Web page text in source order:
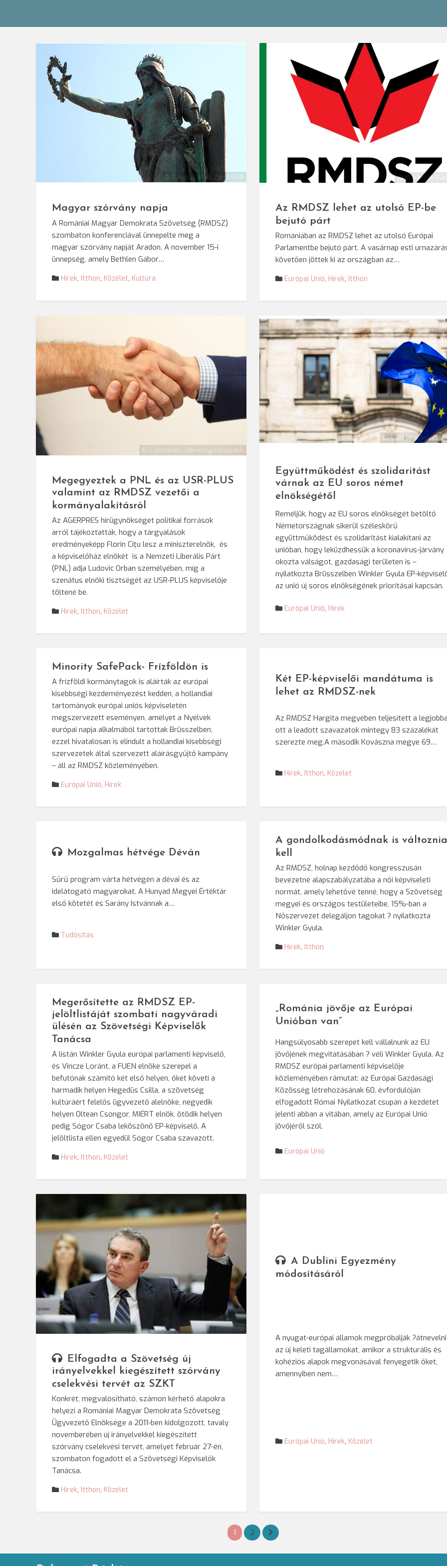
© Pataky Lehel Zsolt/SRR
Magyar szórvány napja
A Romániai Magyar Demokrata Szövetség (RMDSZ)
szombaton konferenciával ünnepelte meg a
magyar szórvány napját Aradon. A november 15-i
ünnepség, amely Bethlen Gábor…
Hírek, Itthon, Közélet, Kultúra
© Bukaresti
Az RMDSZ lehet az utolsó EP-be
bejutó párt
Romániában az RMDSZ lehet az utolsó Európai
Parlamentbe bejutó párt. A vasárnap esti
követően jöttek ki az országban az…
Európai Unió, Hírek, Itthon
© Constantin Wenning/Unsplash
Megegyeztek a PNL és az USR-PLUS
valamint az RMDSZ vezetői a
kormányalakításról
Az AGERPRES hírügynökséget politikai források
arról tájékoztatták, hogy a tárgyalások
eredményeképp Florin Cîţu lesz a miniszterelnök, és
a képviselőház elnökét is a Nemzeti Liberális Párt
(PNL) adja Ludovic Orban személyében, míg a
szenátus elnöki tisztségét az USR-PLUS képviselője
töltené be.
Hírek, Itthon, Közélet
© Markus Spiske/
Együttműködést és szolidaritást
várnak az EU soros német
elnökségétől
Reméljük, hogy az EU soros elnökségét betöltő
Németországnak sikerül széleskörű
együttműködést és szolidaritást kialakítani az
unióban, hogy leküzdhessük a koronavírus-járvány
okozta válságot, gazdasági területen is –
nyilatkozta Brüsszelben Winkler Gyula EP-
az unió új soros elnökségének prioritásai kapcsán.
Európai Unió, Hírek
Minority SafePack- Frízföldön is
A frízföldi kormánytagok is aláírták az európai
kisebbségi kezdeményezést kedden, a hollandiai
tartományok európai uniós képviseletén
megszervezett eseményen, amelyet a Nyelvek
európai napja alkalmából tartottak Brüsszelben,
ezzel hivatalosan is elindult a hollandiai kisebbségi
szervezetek által szervezett aláírásgyűjtő kampány
– áll az RMDSZ közleményében.
Európai Unió, Hírek
Két EP-képviselői mandátuma is
lehet az RMDSZ-nek
Az RMDSZ Hargita megyében teljesített a
ott a leadott szavazatok mintegy 83 százalékát
szerezte meg.A második Kovászna megye 69…
Hírek, Itthon, Közélet
Mozgalmas hétvége Déván
Sűrű program várta hétvégén a dévai és az
idelátogató magyarokat. A Hunyad Megyei Értéktár
első kötetét és Sarány Istvánnak a…
Tudósítás
A gondolkodásmódnak is
kell
Az RMDSZ, holnap kezdődő kongresszusán
bevezetné alapszabályzatába a női képviseleti
normát, amely lehetővé tenné, hogy a Szövetség
megyei és országos testületeibe, 15%-ban a
Nőszervezet delegáljon tagokat ? nyilatkozta
Winkler Gyula.
Hírek, Itthon
Megerősítette az RMDSZ EP-
jelöltlistáját szombati nagyváradi
ülésén az Szövetségi Képviselők
Tanácsa
A listán Winkler Gyula európai parlamenti képviselő,
és Vincze Loránt, a FUEN elnöke szerepel a
befutónak számító két első helyen, őket követi a
harmadik helyen Hegedüs Csilla, a szövetség
kultúráért felelős ügyvezető alelnöke, negyedik
helyen Oltean Csongor, MIÉRT elnök, ötödik helyen
pedig Sógor Csaba leköszönő EP-képviselő. A
jelöltlista ellen egyedül Sógor Csaba szavazott.
Hírek, Itthon, Közélet
„Románia jövője az Európai
Unióban van”
Hangsúlyosabb szerepet kell vállalnunk az EU
jövőjének megvitatásában ? véli Winkler Gyula. Az
RMDSZ európai parlamenti képviselője
közleményében rámutat: az Európai Gazdasági
Közösség létrehozásának 60. évfordulóján
elfogadott Római Nyilatkozat csupán a kezdetet
jelenti abban a vitában, amely az Európai Unió
jövőjéről szól.
Európai Unió
© rmdsz.ro
Elfogadta a Szövetség új
irányelvekkel kiegészített szórvány
cselekvési tervét az SZKT
Konkrét, megvalósítható, számon kérhető alapokra
helyezi a Romániai Magyar Demokrata Szövetség
Ügyvezető Elnöksége a 2011-ben kidolgozott, tavaly
novemberében új irányelvekkel kiegészített
szórvány cselekvési tervét, amelyet február 27-én,
szombaton fogadott el a Szövetségi Képviselők
Tanácsa.
Hírek, Itthon, Közélet
A Dublini Egyezmény
módosításáról
A nyugat-európai államok megpróbálják
az új keleti tagállamokat, amikor a strukturális és
kohéziós alapok megvonásával fenyegetik őket,
amennyiben nem…
Európai Unió, Hírek, Közélet
lapozása
1 2